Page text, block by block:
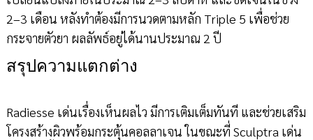
2–3 เดือน หลังทำต้องมีการนวดตามหลัก Triple 5 เพื่อช่วย
กระจายตัวยา ผลลัพธ์อยู่ได้นานประมาณ 2 ปี
สรุปความแตกต่าง
Radiesse เด่นเรื่องเห็นผลไว มีการเติมเต็มทันที และช่วยเสริม
โครงสร้างผิวพร้อมกระตุ้นคอลลาเจน ในขณะที่ Sculptra เด่น